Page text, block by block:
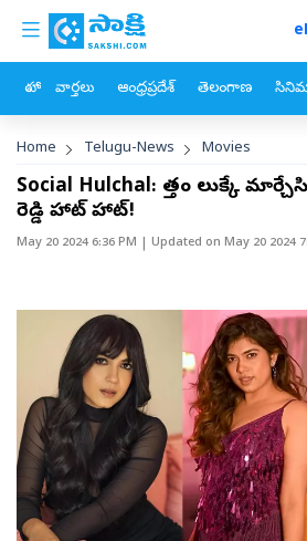
Skip to main content
custom menu
హోం వార్తలు ఆంధ్రప్రదేశ్ తెలంగాణ
Breadcrumb
Home Telugu-News Movies
Social Hulchal: మొత్తం లుక్కే
రెడ్డి హాట్ హాట్‌!
May 20 2024 6:36 PM | Updated on May 20 2024